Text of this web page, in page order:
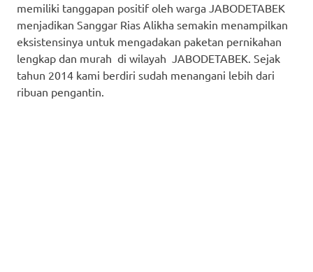
memiliki tanggapan positif oleh warga JABODETABEK
menjadikan Sanggar Rias Alikha semakin menampilkan
eksistensinya untuk mengadakan paketan pernikahan
lengkap dan murah di wilayah JABODETABEK. Sejak
tahun 2014 kami berdiri sudah menangani lebih dari
ribuan pengantin.